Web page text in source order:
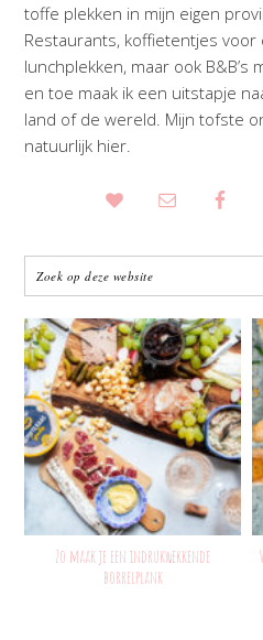
toffe plekken in mijn eigen
Restaurants, koffietentjes voor
lunchplekken, maar ook B&B’s
en toe maak ik een uitstapje
land of de wereld. Mijn tofste
natuurlijk hier.
Zo maak je een indrukwekkende
borrelplank